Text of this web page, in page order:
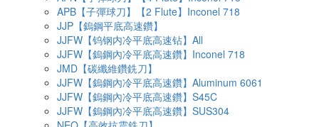
APB【子彈球刀】【2 Flute】Inconel 718
JJP【鎢鋼平底高速鑽】
JJFW【钨钢内冷平底高速钻】All
JJFW【鎢鋼內冷平底高速鑽】Inconel 718
JMD【碳纖維鑽銑刀】
JJFW【鎢鋼內冷平底高速鑽】Aluminum 6061
JJFW【鎢鋼內冷平底高速鑽】S45C
JJFW【鎢鋼內冷平底高速鑽】SUS304